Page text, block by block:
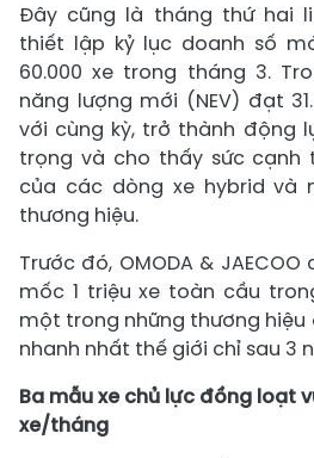
Đây cũng là tháng thứ hai
thiết lập kỷ lục doanh số
60.000 xe trong tháng 3.
năng lượng mới (NEV) đạt
với cùng kỳ, trở thành động
trọng và cho thấy sức cạnh
của các dòng xe hybrid và
thương hiệu.
Trước đó, OMODA &
mốc 1 triệu xe toàn cầu
một trong những thương
nhanh nhất thế giới chỉ sau 3
Ba mẫu xe chủ lực đồng loạt
xe/tháng